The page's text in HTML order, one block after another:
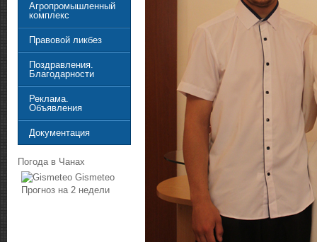
Агропромышленный
комплекс
Правовой ликбез
Поздравления.
Благодарности
Реклама.
Объявления
Документация
Погода в Чанах
Gismeteo
Прогноз на 2 недели